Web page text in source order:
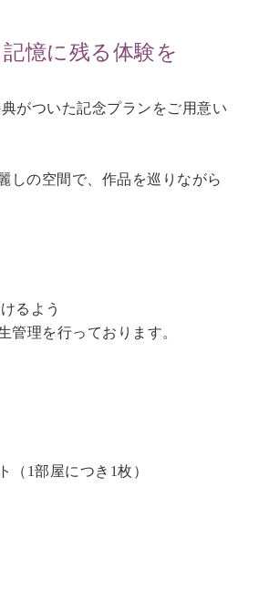
憶に残る体験を
がついた記念プランをご用意い
しの空間で、作品を巡りながら
るよう
管理を行っております。
（1部屋につき1枚）